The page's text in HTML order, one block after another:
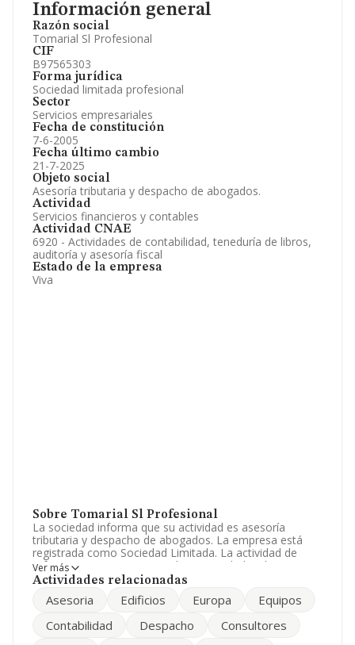
Información general
Razón social
Tomarial Sl Profesional
CIF
B97565303
Forma jurídica
Sociedad limitada profesional
Sector
Servicios empresariales
Fecha de constitución
7-6-2005
Fecha último cambio
21-7-2025
Objeto social
Asesoría tributaria y despacho de abogados.
Actividad
Servicios financieros y contables
Actividad CNAE
6920 - Actividades de contabilidad, teneduría de libros,
auditoría y asesoría fiscal
Estado de la empresa
Viva
Sobre Tomarial Sl Profesional
La sociedad informa que su actividad es asesoría
tributaria y despacho de abogados. La empresa está
registrada como Sociedad Limitada. La actividad de
referencia CNAE corresponde a 'Actividades de
contabilidad, teneduría de libros, auditoría y asesoría
importación y/o exportación.
El número de empleados ha bajado un 10% y teniendo
Ver más
Actividades relacionadas
Asesoria Edificios Europa
Equipos
Contabilidad
Despacho
Consultores